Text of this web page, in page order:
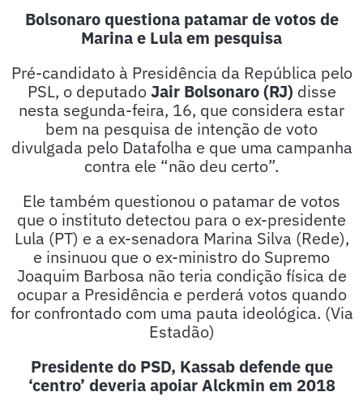
Bolsonaro questiona patamar de votos de
Marina e Lula em pesquisa
Pré-candidato à Presidência da República pelo
PSL, o deputadoJair Bolsonaro (RJ) disse
nesta segunda-feira, 16, que considera estar
bem na pesquisa de intenção de voto
divulgada pelo Datafolha e que uma campanha
contra ele “não deu certo”.
Ele também questionou o patamar de votos
que o instituto detectou para o ex-presidente
Lula (PT) e a ex-senadora Marina Silva (Rede),
e insinuou que o ex-ministro do Supremo
Joaquim Barbosa não teria condição física de
ocupar a Presidência e perderá votos quando
for confrontado com uma pauta ideológica. (Via
Estadão)
Presidente do PSD, Kassab defende que
‘centro’ deveria apoiar Alckmin em 2018